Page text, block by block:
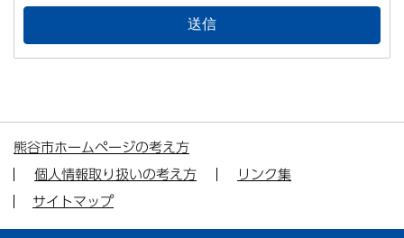
熊谷市ホームページの考え方
個人情報取り扱いの考え方
リンク集
サイトマップ